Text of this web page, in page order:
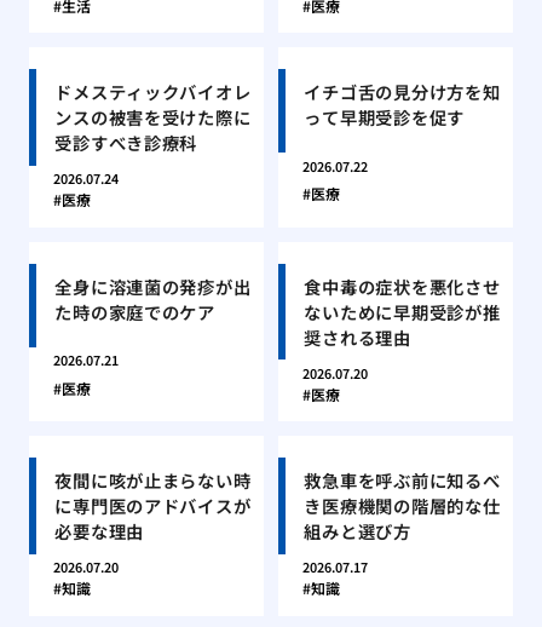
生活 医療
ドメスティックバイオレ
ンスの被害を受けた際に
受診すべき診療科
2026.07.24
医療
イチゴ舌の見分け方を知
って早期受診を促す
2026.07.22
医療
全身に溶連菌の発疹が出
た時の家庭でのケア
2026.07.21
医療
食中毒の症状を悪化させ
ないために早期受診が推
奨される理由
2026.07.20
医療
夜間に咳が止まらない時
に専門医のアドバイスが
必要な理由
2026.07.20
知識
救急車を呼ぶ前に知るべ
き医療機関の階層的な仕
組みと選び方
2026.07.17
知識